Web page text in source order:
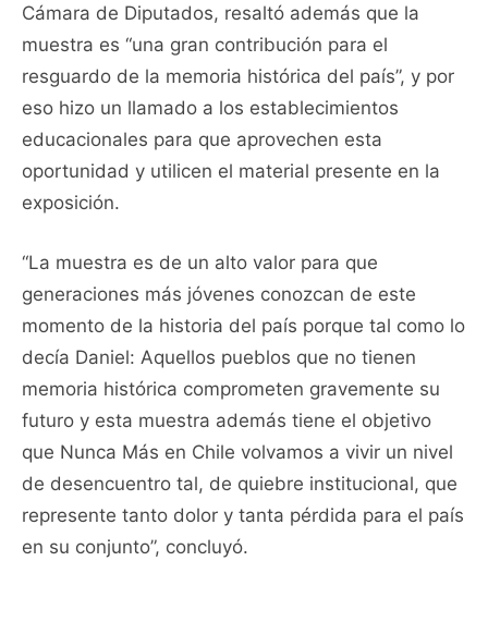
Cámara de Diputados, resaltó además que la
muestra es “una gran contribución para el
resguardo de la memoria histórica del país”, y por
eso hizo un llamado a los establecimientos
educacionales para que aprovechen esta
oportunidad y utilicen el material presente en la
exposición.
“La muestra es de un alto valor para que
generaciones más jóvenes conozcan de este
momento de la historia del país porque tal como lo
decía Daniel: Aquellos pueblos que no tienen
memoria histórica comprometen gravemente su
futuro y esta muestra además tiene el objetivo
que Nunca Más en Chile volvamos a vivir un nivel
de desencuentro tal, de quiebre institucional, que
represente tanto dolor y tanta pérdida para el país
en su conjunto”, concluyó.